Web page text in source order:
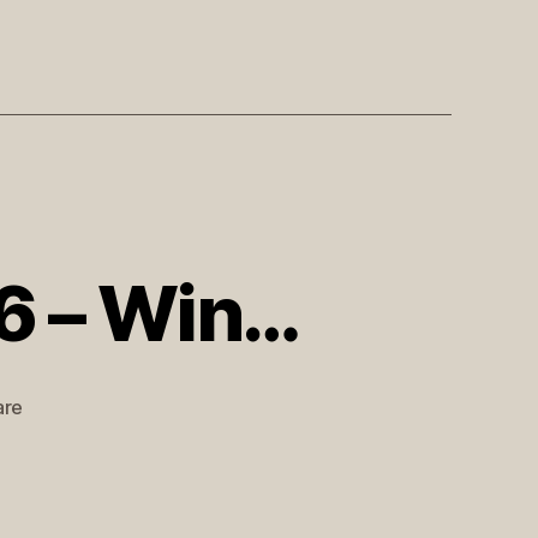
– Win…